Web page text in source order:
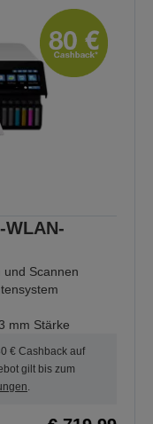
WLAN-
und Scannen
mm Stärke
€ Cashback auf
gilt bis zum
.